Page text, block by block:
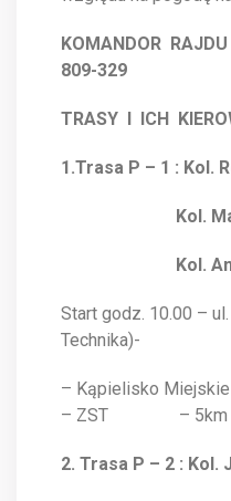
KOMANDOR
809-329
TRASY I ICH
1.Trasa P – 1 : Kol.
Kol. Marek
Kol. Anna
Start godz. 10.00 –
Technika)-
– Kąpielisko
– ZST – 5km
2. Trasa P – 2 : Kol.